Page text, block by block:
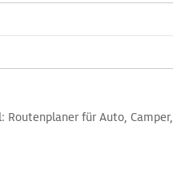
Routen­planer für Auto, Camper,